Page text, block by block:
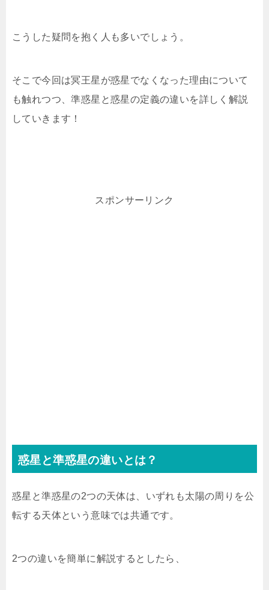
こうした疑問を抱く人も多いでしょう。
そこで今回は冥王星が惑星でなくなった理由について
も触れつつ、準惑星と惑星の定義の違いを詳しく解説
していきます！
スポンサーリンク
惑星と準惑星の違いとは？
惑星と準惑星の2つの天体は、いずれも太陽の周りを公
転する天体という意味では共通です。
2つの違いを簡単に解説するとしたら、